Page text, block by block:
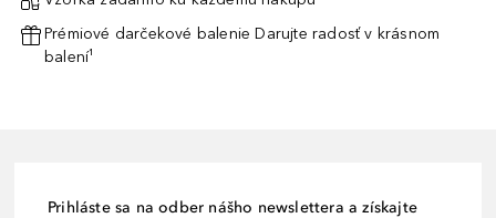
Prémiové darčekové balenie Darujte radosť v krásnom
balení¹
Prihláste sa na odber nášho newslettera a získajte